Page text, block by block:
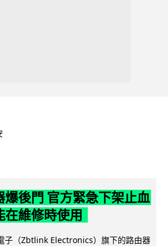
爆後門 官方緊急下架止血
維修時使用
子（Zbtlink Electronics）旗下的路由器